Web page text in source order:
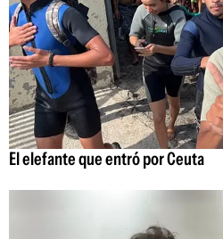
El elefante que entró por Ceuta